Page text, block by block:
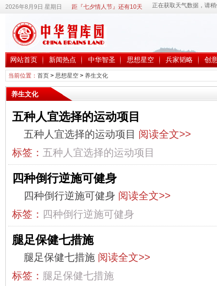
2026年8月9日 星期日 距『七夕情人节』还有10天
网站首页 新闻热点 中华智圣 思想星空 兵家韬略 创
当前位置： 首页> 思想星空> 养生文化
养生文化
五种人宜选择的运动项目
五种人宜选择的运动项目 阅读全文>>
标签： 五种人宜选择的运动项目
四种倒行逆施可健身
四种倒行逆施可健身 阅读全文>>
标签： 四种倒行逆施可健身
腿足保健七措施
腿足保健七措施 阅读全文>>
标签： 腿足保健七措施